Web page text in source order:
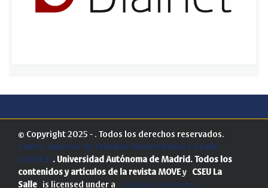
© Copyright 2025 - . Todos los derechos reservados.
Centro Superior de Estudios Universitarios La Salle
(CSEULS). Universidad Autónoma de Madrid. Todos los
contenidos y artículos de la revista MOVEy CSEU La
Salle is licensed under a Creative Commons